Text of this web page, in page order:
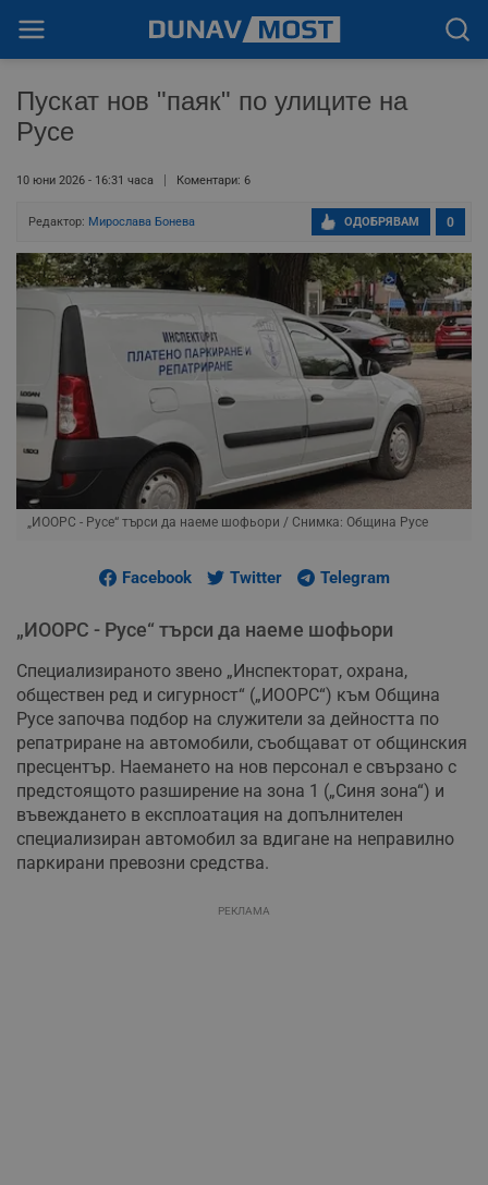
Пускат нов "паяк" по улиците на
Русе
10 юни 2026 - 16:31 часа Коментари: 6
Редактор: Мирослава Бонева 0
ОДОБРЯВАМ
„ИООРС - Русе“ търси да наеме шофьори / Снимка: Община Русе
Facebook Twitter Telegram
„ИООРС - Русе“ търси да наеме шофьори
Специализираното звено „Инспекторат, охрана,
обществен ред и сигурност“ („ИООРС“) към Община
Русе започва подбор на служители за дейността по
репатриране на автомобили, съобщават от общинския
пресцентър. Наемането на нов персонал е свързано с
предстоящото разширение на зона 1 („Синя зона“) и
въвеждането в експлоатация на допълнителен
специализиран автомобил за вдигане на неправилно
паркирани превозни средства.
РЕКЛАМА